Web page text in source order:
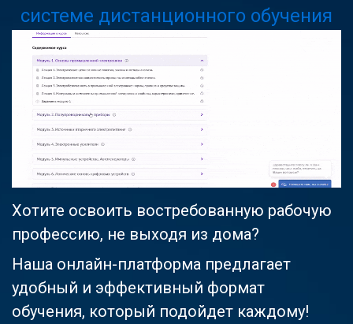
системе дистанционного обучения
Хотите освоить востребованную рабочую
профессию, не выходя из дома?
Наша онлайн-платформа предлагает
удобный и эффективный формат
обучения, который подойдет каждому!